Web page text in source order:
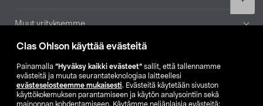
Clas Ohlson käyttää evästeitä
Painamalla ”Hyväksy kaikki evästeet” sallit, että tallennamme
evästeitä ja muuta seurantateknologiaa laitteellesi
evästeselosteemme mukaisesti. Evästeitä käytetään sivuston
käyttökokemuksen parantamiseen ja käytön analysointiin sekä
mainonnan kohdentamiseen. Käytämme neljänlaisia evästeitä:
Muut yrityksemme
Etsi myymälä
SE NO FI
FI SV